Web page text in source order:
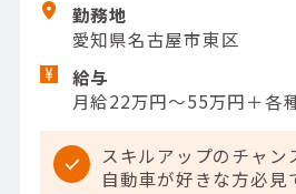
勤務地
愛知県名古屋市東区
給与
月給22万円～55万円＋各
スキルアップのチャン
自動車が好きな方必見